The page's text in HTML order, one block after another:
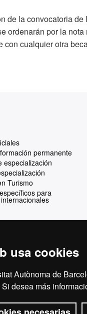
usa cookies
Autònoma de
desea más
de la convocatoria
ordenarán por la
con cualquier otra
permanente
especialización
Turismo
para
internacional de la